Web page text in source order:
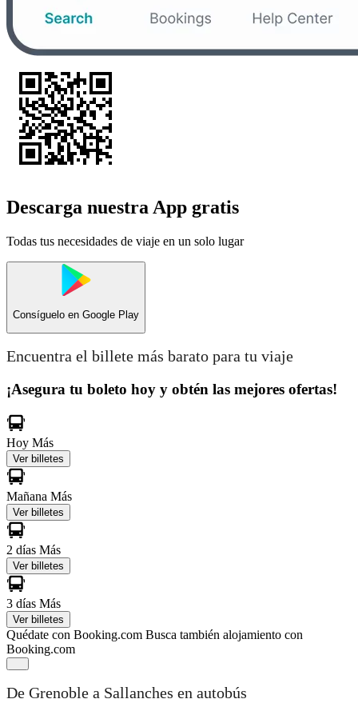
Descarga nuestra App gratis
Todas tus necesidades de viaje en un solo lugar
Consíguelo en Google Play
Encuentra el billete más barato para tu viaje
¡Asegura tu boleto hoy y obtén las mejores ofertas!
Hoy Más
Ver billetes
Mañana Más
Ver billetes
2 días Más
Ver billetes
3 días Más
Ver billetes
Quédate con Booking.com Busca también alojamiento con
Booking.com
De Grenoble a Sallanches en autobús